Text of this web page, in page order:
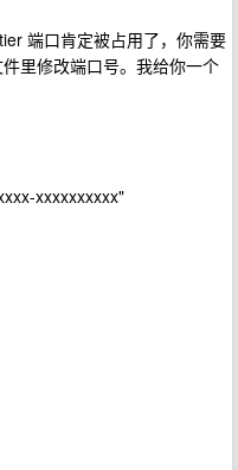
端口肯定被占用了，你需要
里修改端口号。我给你一个
xxxxxxxxxx"